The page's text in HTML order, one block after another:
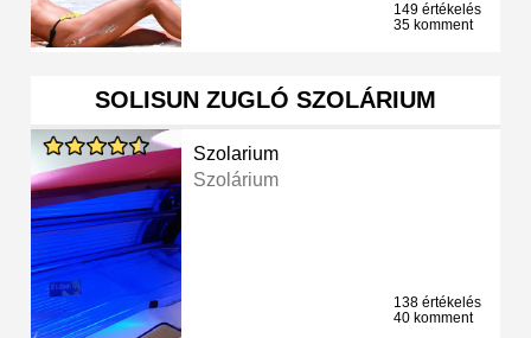
149 értékelés
35 komment
SOLISUN ZUGLÓ SZOLÁRIUM
Szolarium
Szolárium
138 értékelés
40 komment